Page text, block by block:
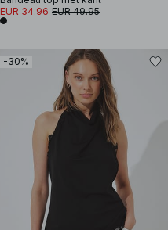
EUR 34.96 EUR 49.95
-30%